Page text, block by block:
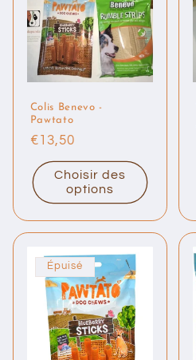
Colis Benevo -
Pawtato
Prix
habituel
€13,50
Choisir des
options
Épuisé